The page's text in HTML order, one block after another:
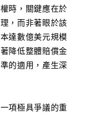
時，關鍵應在於
，而非著眼於該
達數億美元規模
降低整體賠償金
的適用，產生深
項極具爭議的重